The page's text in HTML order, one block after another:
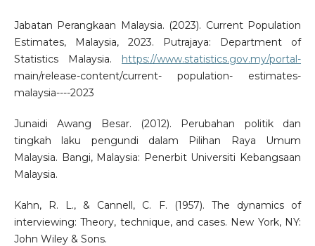
Jabatan Perangkaan Malaysia. (2023). Current Population
Estimates, Malaysia, 2023. Putrajaya: Department of
Statistics Malaysia. https://www.statistics.gov.my/portal-
main/release-content/current- population- estimates-
malaysia----2023
Junaidi Awang Besar. (2012). Perubahan politik dan
tingkah laku pengundi dalam Pilihan Raya Umum
Malaysia. Bangi, Malaysia: Penerbit Universiti Kebangsaan
Malaysia.
Kahn, R. L., & Cannell, C. F. (1957). The dynamics of
interviewing: Theory, technique, and cases. New York, NY:
John Wiley & Sons.